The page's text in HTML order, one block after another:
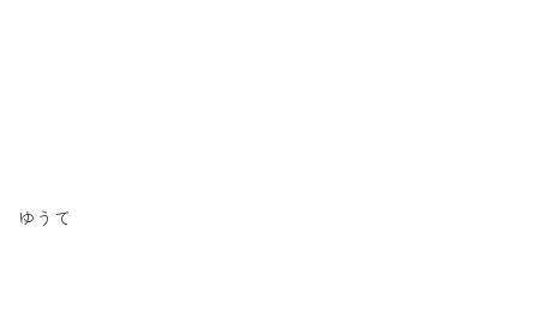
ゆうて